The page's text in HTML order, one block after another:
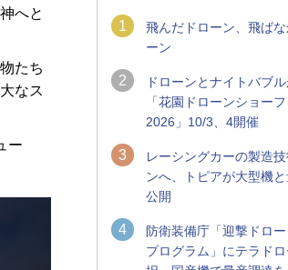
へと
たち
なス
ー
1
飛んだドローン、飛ば
ーン
2
ドローンとナイトバブル
「花園ドローンショー
2026」10/3、4開催
3
レーシングカーの製造
ンへ、トピアが大型機
公開
4
防衛装備庁「迎撃ドロ
プログラム」にテラド